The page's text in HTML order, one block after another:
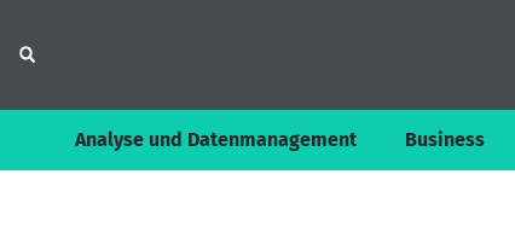
Analyse und Datenmanagement Business